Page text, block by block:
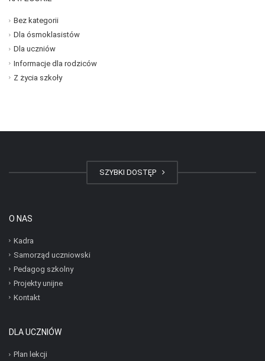
Bez kategorii
Dla ósmoklasistów
Dla uczniów
Informacje dla rodziców
Z życia szkoły
SZYBKI DOSTĘP
O NAS
Kadra
Samorząd uczniowski
Pedagog szkolny
Projekty unijne
Kontakt
DLA UCZNIÓW
Plan lekcji